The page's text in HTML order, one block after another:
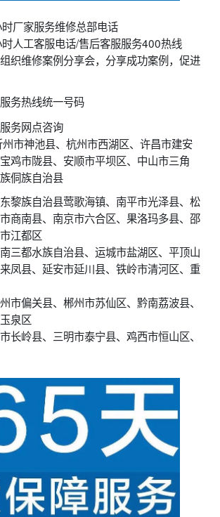
厂家服务维修总部电话
人工客服电话/售后客服服务400热线
织维修案例分享会，分享成功案例，促进
务热线统一号码
务网点咨询
市神池县、杭州市西湖区、许昌市建安
鸡市陇县、安顺市平坝区、中山市三角
侗族自治县
黎族自治县莺歌海镇、南平市光泽县、松
商南县、南京市六合区、果洛玛多县、邵
江都区
三都水族自治县、运城市盐湖区、平顶山
凤县、延安市延川县、铁岭市清河区、重
市偏关县、郴州市苏仙区、黔南荔波县、
泉区
长岭县、三明市泰宁县、鸡西市恒山区、